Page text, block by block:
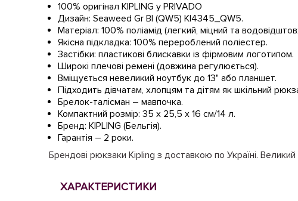
100% оригінал KIPLING у PRIVADO
Дизайн: Seaweed Gr Bl (QW5) KI4345_QW5.
Матеріал: 100% поліамід (легкий, міцний та
Якісна підкладка: 100% перероблений поліестер.
Застібки: пластикові блискавки із фірмовим логотипом.
Широкі плечові ремені (довжина регулюється).
Вміщується невеликий ноутбук до 13" або планшет.
Підходить дівчатам, хлопцям та дітям як шкільний
Брелок-талісман – мавпочка.
Компактний розмір: 35 х 25,5 х 16 см/14 л.
Бренд: KIPLING (Бельгія).
Гарантія – 2 роки.
Брендові рюкзаки Kipling з доставкою по Україні. Великий
ХАРАКТЕРИСТИКИ